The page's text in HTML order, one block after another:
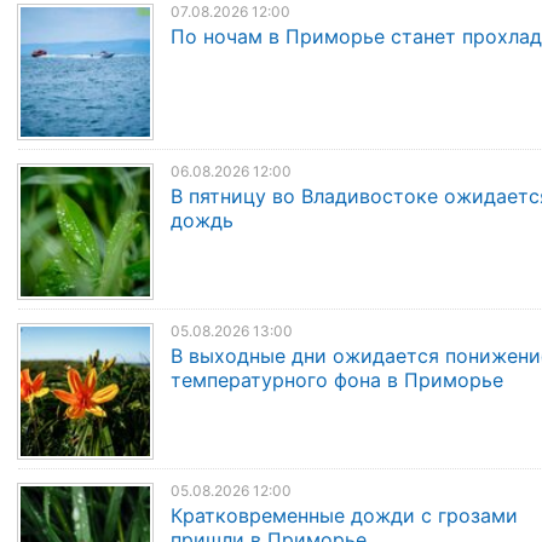
07.08.2026 12:00
По ночам в Приморье станет
06.08.2026 12:00
В пятницу во Владивостоке
дождь
05.08.2026 13:00
В выходные дни ожидается
температурного фона в Приморье
05.08.2026 12:00
Кратковременные дожди с грозами